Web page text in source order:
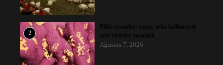
2
Bilim insanları yapay zeka kullanarak
yeni virüsler tasarladı
Ağustos 7, 2026